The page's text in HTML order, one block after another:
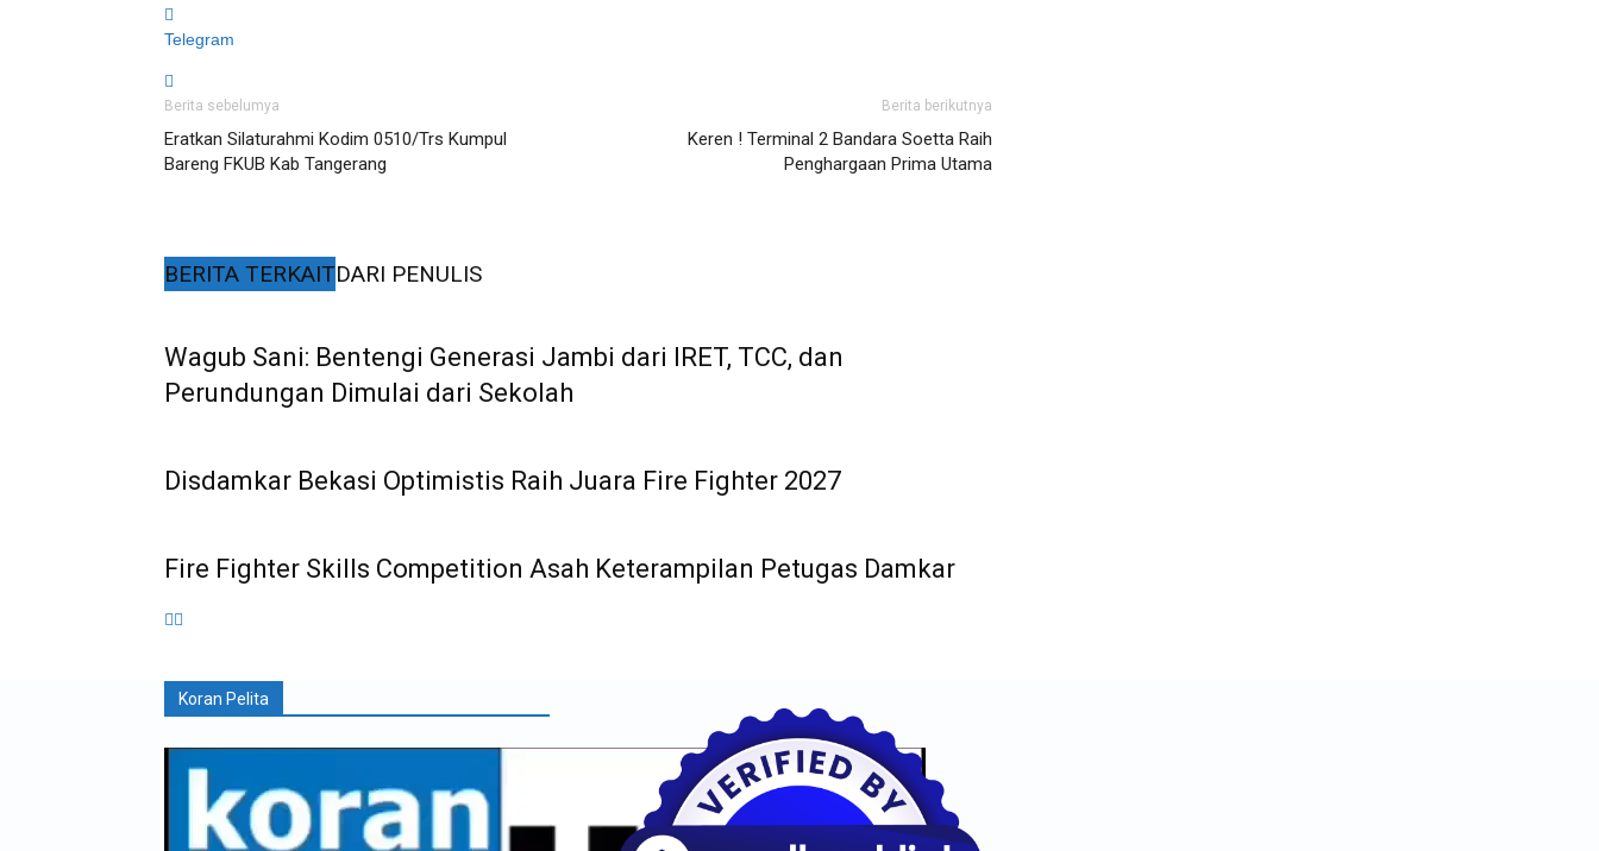
Telegram
Berita sebelumya
Eratkan Silaturahmi Kodim 0510/Trs Kumpul
Bareng FKUB Kab Tangerang
Berita berikutnya
Keren ! Terminal 2 Bandara Soetta Raih
Penghargaan Prima Utama
BERITA TERKAITDARI PENULIS
Wagub Sani: Bentengi Generasi Jambi dari IRET, TCC, dan
Perundungan Dimulai dari Sekolah
Disdamkar Bekasi Optimistis Raih Juara Fire Fighter 2027
Fire Fighter Skills Competition Asah Keterampilan Petugas Damkar
Koran Pelita